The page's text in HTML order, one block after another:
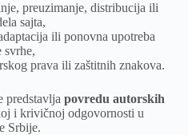
preuzimanje, distribucija ili
sajta,
ili ponovna upotreba
svrhe,
prava ili zaštitnih znakova.
predstavlja povredu autorskih
i krivičnoj odgovornosti u
Srbije.